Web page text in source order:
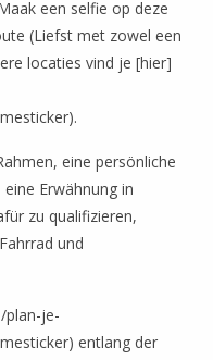
een selfie op deze
(Liefst met zowel een
locaties vind je [hier]
eine persönliche
Erwähnung in
zu qualifizieren,
und
plan-je-
entlang der